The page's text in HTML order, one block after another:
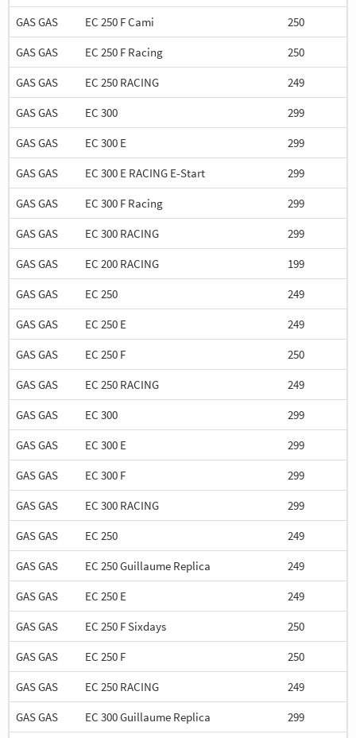
GAS GAS
EC 250 F Cami
250
GAS GAS
EC 250 F Racing
250
GAS GAS
EC 250 RACING
249
GAS GAS
EC 300
299
GAS GAS
EC 300 E
299
GAS GAS
EC 300 E RACING E-Start
299
GAS GAS
EC 300 F Racing
299
GAS GAS
EC 300 RACING
299
GAS GAS
EC 200 RACING
199
GAS GAS
EC 250
249
GAS GAS
EC 250 E
249
GAS GAS
EC 250 F
250
GAS GAS
EC 250 RACING
249
GAS GAS
EC 300
299
GAS GAS
EC 300 E
299
GAS GAS
EC 300 F
299
GAS GAS
EC 300 RACING
299
GAS GAS
EC 250
249
GAS GAS
EC 250 Guillaume Replica
249
GAS GAS
EC 250 E
249
GAS GAS
EC 250 F Sixdays
250
GAS GAS
EC 250 F
250
GAS GAS
EC 250 RACING
249
GAS GAS
EC 300 Guillaume Replica
299